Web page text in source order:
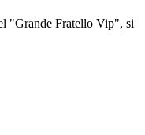
"Grande Fratello Vip", si